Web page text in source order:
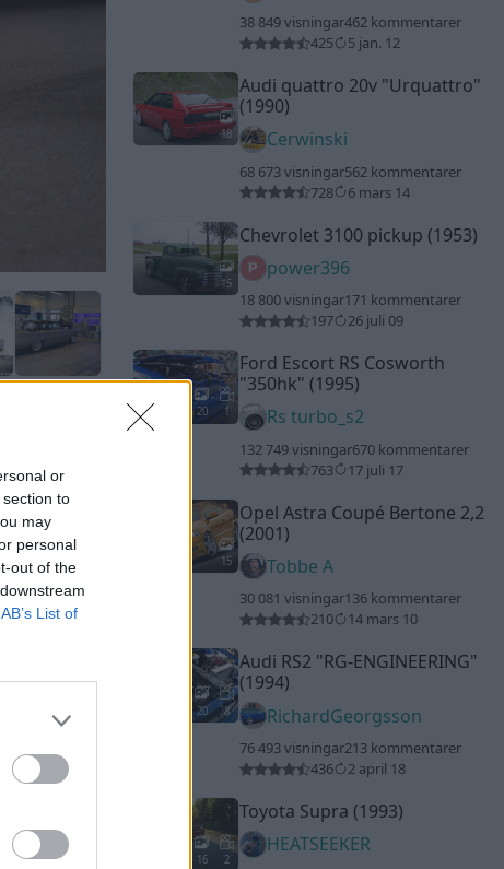
or
to
may
personal
out of the
List of
38 849 visningar462 kommentarer
425
5 jan. 12
18
Audi quattro 20v "Urquattro"
(1990)
Cerwinski
68 673 visningar562 kommentarer
728
6 mars 14
15
Chevrolet 3100 pickup (1953)
power396
18 800 visningar171 kommentarer
197
26 juli 09
20 1
Ford Escort RS Cosworth
"350hk" (1995)
Rs turbo_s2
132 749 visningar670 kommentarer
763
17 juli 17
15
Opel Astra Coupé Bertone 2,2
(2001)
Tobbe A
30 081 visningar136 kommentarer
210
14 mars 10
20 8
Audi RS2 "RG-ENGINEERING"
(1994)
RichardGeorgsson
76 493 visningar213 kommentarer
436
2 april 18
16 2
Toyota Supra (1993)
HEATSEEKER